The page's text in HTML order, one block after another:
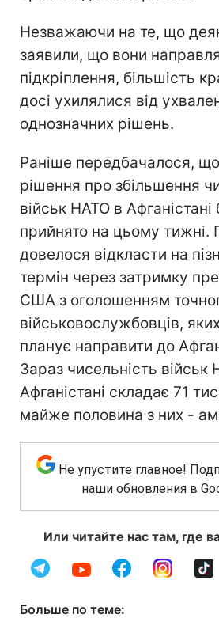
Незважаючи на те, що
заявили, що вони
підкріплення, більшість
досі ухилялися від
однозначних рішень.
Раніше передбачалося,
рішення про збільшення
військ НАТО в Афганістані
прийнято на цьому тижні.
довелося відкласти на
термін через затримку
США з оголошенням
військовослужбовців,
планує направити до
Зараз чисельність військ
Афганістані складає 71
майже половина з них -
Не упустите главное!
наши обновления в
Или читайте нас там, где
Больше по теме: